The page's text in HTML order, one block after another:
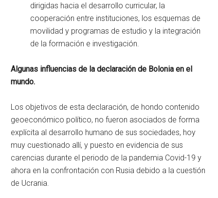
dirigidas hacia el desarrollo curricular, la
cooperación entre instituciones, los esquemas de
movilidad y programas de estudio y la integración
de la formación e investigación.
Algunas influencias de la declaración de Bolonia en el
mundo.
Los objetivos de esta declaración, de hondo contenido
geoeconómico político, no fueron asociados de forma
explícita al desarrollo humano de sus sociedades, hoy
muy cuestionado allí, y puesto en evidencia de sus
carencias durante el periodo de la pandemia Covid-19 y
ahora en la confrontación con Rusia debido a la cuestión
de Ucrania.